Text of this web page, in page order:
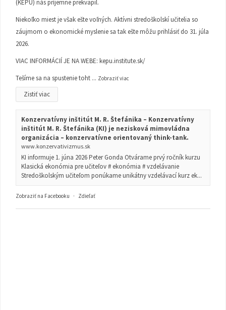
(KEPU) nás príjemne prekvapil.
Niekoľko miest je však ešte voľných. Aktívni stredoškolskí učitelia so
záujmom o ekonomické myslenie sa tak ešte môžu prihlásiť do 31. júla
2026.
VIAC INFORMÁCIÍ JE NA WEBE: kepu.institute.sk/
Tešíme sa na spustenie toht ... Zobraziť viac
Zistiť viac
Konzervatívny inštitút M. R. Štefánika – Konzervatívny
inštitút M. R. Štefánika (KI) je nezisková mimovládna
organizácia – konzervatívne orientovaný think-tank.
www.konzervativizmus.sk
KI informuje 1. júna 2026 Peter Gonda Otvárame prvý ročník kurzu
Klasická ekonómia pre učiteľov # ekonómia # vzdelávanie
Stredoškolským učiteľom ponúkame unikátny vzdelávací kurz ek...
Zobraziť na Facebooku · Zdieľať